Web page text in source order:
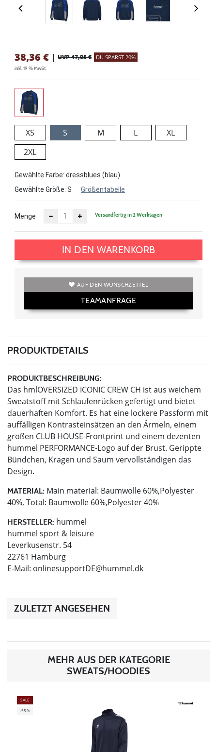
38,36 € | UVP 47,95 € DU SPARST 20%
inkl. 19 % MwSt.
XS S M L
XL
2XL
Gewählte Farbe: dressblues (blau)
Gewählte Größe: S Größentabelle
Menge Versandfertig in 2 Werktagen
IN DEN WARENKORB
AUF DEN WUNSCHZETTEL
TEAMANFRAGE
PRODUKTDETAILS
PRODUKTBESCHREIBUNG:
Das hmlOVERSIZED ICONIC CREW CH ist aus weichem
Sweatstoff mit Schlaufenrücken gefertigt und bietet
dauerhaften Komfort. Es hat eine lockere Passform mit
auffälligen Kontrasteinsätzen an den Ärmeln, einem
großen CLUB HOUSE-Frontprint und einem dezenten
hummel PERFORMANCE-Logo auf der Brust. Gerippte
Bündchen, Kragen und Saum vervollständigen das
Design.
MATERIAL: Main material: Baumwolle 60%,Polyester
40%, Total: Baumwolle 60%,Polyester 40%
HERSTELLER: hummel
hummel sport & leisure
Leverkusenstr. 54
22761 Hamburg
E-Mail: onlinesupportDE@hummel.dk
ZULETZT ANGESEHEN
MEHR AUS DER KATEGORIE
SWEATS/HOODIES
SALE
-55%